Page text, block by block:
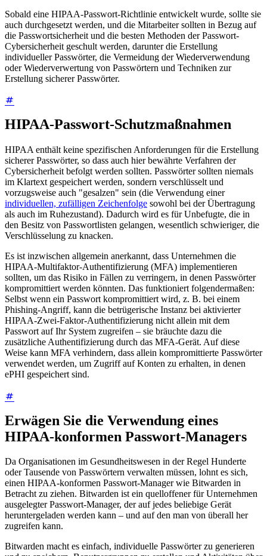
Sobald eine HIPAA-Passwort-Richtlinie entwickelt wurde, sollte sie
auch durchgesetzt werden, und die Mitarbeiter sollten in Bezug auf
die Passwortsicherheit und die besten Methoden der Passwort-
Cybersicherheit geschult werden, darunter die Erstellung
individueller Passwörter, die Vermeidung der Wiederverwendung
oder Wiederverwertung von Passwörtern und Techniken zur
Erstellung sicherer Passwörter.
HIPAA-Passwort-Schutzmaßnahmen
HIPAA enthält keine spezifischen Anforderungen für die Erstellung
sicherer Passwörter, so dass auch hier bewährte Verfahren der
Cybersicherheit befolgt werden sollten. Passwörter sollten niemals
im Klartext gespeichert werden, sondern verschlüsselt und
vorzugsweise auch "gesalzen" sein (die Verwendung einer
individuellen, zufälligen Zeichenfolge sowohl bei der Übertragung
als auch im Ruhezustand). Dadurch wird es für Unbefugte, die in
den Besitz von Passwortlisten gelangen, wesentlich schwieriger, die
Verschlüsselung zu knacken.
Es ist inzwischen allgemein anerkannt, dass Unternehmen die
HIPAA-Multifaktor-Authentifizierung (MFA) implementieren
sollten, um das Risiko in Fällen zu verringern, in denen Passwörter
kompromittiert werden könnten. Das funktioniert folgendermaßen:
Selbst wenn ein Passwort kompromittiert wird, z. B. bei einem
Phishing-Angriff, kann die betrügerische Instanz bei aktivierter
HIPAA-Zwei-Faktor-Authentifizierung nicht allein mit dem
Passwort auf Ihr System zugreifen – sie bräuchte dazu die
zusätzliche Authentifizierung durch das MFA-Gerät. Auf diese
Weise kann MFA verhindern, dass allein kompromittierte Passwörter
verwendet werden, um Zugriff auf Konten zu erhalten, in denen
ePHI gespeichert sind.
Erwägen Sie die Verwendung eines
HIPAA-konformen Passwort-Managers
Da Organisationen im Gesundheitswesen in der Regel Hunderte
oder Tausende von Passwörtern verwalten müssen, lohnt es sich,
einen HIPAA-konformen Passwort-Manager wie Bitwarden in
Betracht zu ziehen. Bitwarden ist ein quelloffener für Unternehmen
ausgelegter Passwort-Manager, der auf jedes beliebige Gerät
heruntergeladen werden kann – und auf den man von überall her
zugreifen kann.
Bitwarden macht es einfach, individuelle Passwörter zu generieren